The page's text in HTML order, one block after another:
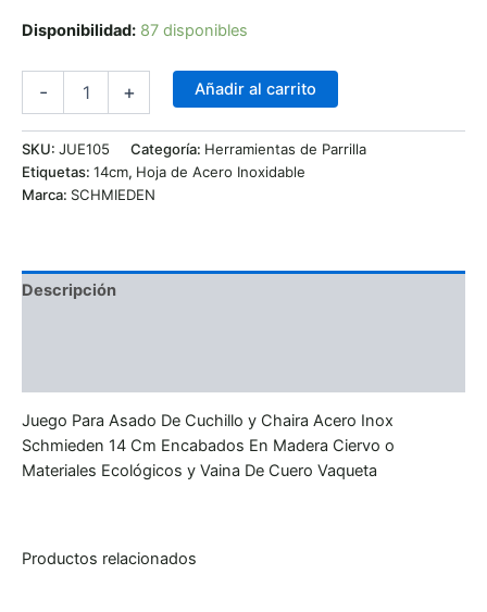
Disponibilidad: 87 disponibles
- + Añadir al carrito
SKU: JUE105 Categoría: Herramientas de Parrilla
Etiquetas: 14cm, Hoja de Acero Inoxidable
Marca: SCHMIEDEN
Descripción
Juego Para Asado De Cuchillo y Chaira Acero Inox
Schmieden 14 Cm Encabados En Madera Ciervo o
Materiales Ecológicos y Vaina De Cuero Vaqueta
Productos relacionados